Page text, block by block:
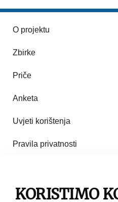
O projektu
Zbirke
Priče
Anketa
Uvjeti korištenja
Pravila privatnosti
Pravila korištenja
KORISTIMO